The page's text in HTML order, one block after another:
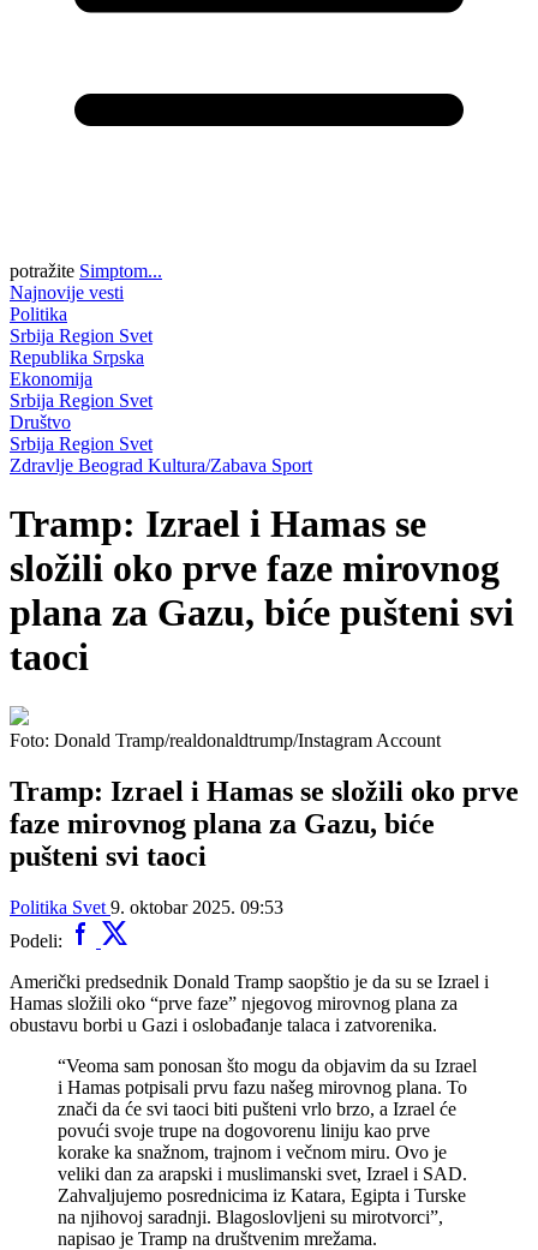
potražite Simptom...
Najnovije vesti
Politika
Srbija Region Svet
Republika Srpska
Ekonomija
Srbija Region Svet
Društvo
Srbija Region Svet
Zdravlje Beograd Kultura/Zabava Sport
Tramp: Izrael i Hamas se
složili oko prve faze mirovnog
plana za Gazu, biće pušteni svi
taoci
Foto: Donald Tramp/realdonaldtrump/Instagram Account
Tramp: Izrael i Hamas se složili oko prve
faze mirovnog plana za Gazu, biće
pušteni svi taoci
Politika Svet 9. oktobar 2025. 09:53
Podeli:
Američki predsednik Donald Tramp saopštio je da su se Izrael i
Hamas složili oko “prve faze” njegovog mirovnog plana za
obustavu borbi u Gazi i oslobađanje talaca i zatvorenika.
“Veoma sam ponosan što mogu da objavim da su Izrael
i Hamas potpisali prvu fazu našeg mirovnog plana. To
znači da će svi taoci biti pušteni vrlo brzo, a Izrael će
povući svoje trupe na dogovorenu liniju kao prve
korake ka snažnom, trajnom i večnom miru. Ovo je
veliki dan za arapski i muslimanski svet, Izrael i SAD.
Zahvaljujemo posrednicima iz Katara, Egipta i Turske
na njihovoj saradnji. Blagoslovljeni su mirotvorci”,
napisao je Tramp na društvenim mrežama.